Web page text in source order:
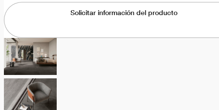
Solicitar información del producto